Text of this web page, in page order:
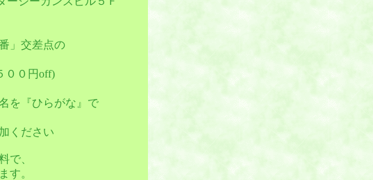
」交差点の
００円off)
を『ひらがな』で
ください
で、
す。